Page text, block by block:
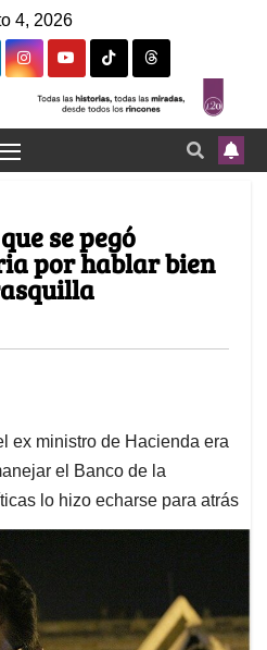
4, 2026
se pegó
por hablar bien
ex ministro de Hacienda era
el Banco de la
lo hizo echarse para atrás